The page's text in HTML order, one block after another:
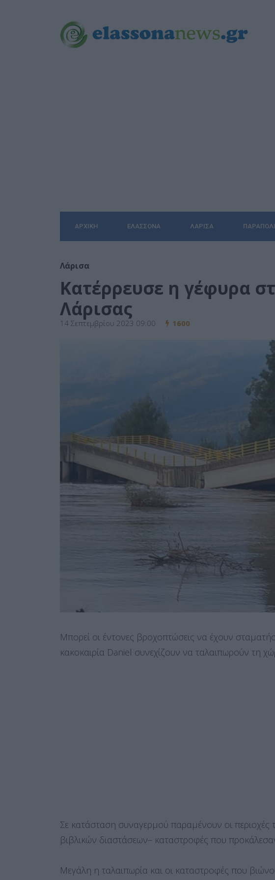
ΑΡΧΙΚΉ ΕΛΑΣΣΌΝΑ ΛΆΡΙΣΑ
Λάρισα
Κατέρρευσε η γέφυρα
Λάρισας
14 Σεπτεμβρίου 2023 09:00 1600
Μπορεί οι έντονες βροχοπτώσεις να έχουν
κακοκαιρία Daniel συνεχίζουν να ταλαιπωρούν τη
Σε κατάσταση συναγερμού παραμένουν οι περιοχές
βιβλικών διαστάσεων– καταστροφές που
Μεγάλη η ταλαιπωρία και οι καταστροφές που